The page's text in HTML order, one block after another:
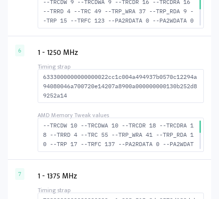
--TRCDW 9 --TRCDWA 9 --TRCDR 16 --TRCDRA 16
--TRRD 4 --TRC 49 --TRP_WRA 37 --TRP_RDA 9 -
-TRP 15 --TRFC 123 --PA2RDATA 0 --PA2WDATA 0
--TFAW 6 --TCRCRL 2 --TCRCWL 6 --TFAW32 5 --
WR 40 --RAS2RAS 123 --RP 34 --WRPLUSRP 38 --
6 1 - 1250 MHz
6333000000000000022cc1c004a494937b0570c12294a
94080046a700720e14207a8900a000000000130b252d8
9252a14
--TRCDW 10 --TRCDWA 10 --TRCDR 18 --TRCDRA 1
8 --TRRD 4 --TRC 55 --TRP_WRA 41 --TRP_RDA 1
0 --TRP 17 --TRFC 137 --PA2RDATA 0 --PA2WDAT
A 0 --TFAW 6 --TCRCRL 2 --TCRCWL 7 --TFAW32
-ACTWR 45 --RAS2RAS 137 --RP 37 --WRPLUSRP 4
7 1 - 1375 MHz